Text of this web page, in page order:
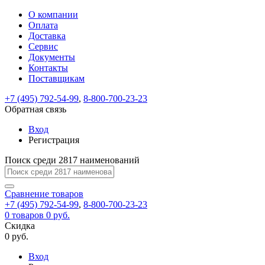
ВходРегистрация
test@example.com
отправлена
по
ней
завершения
регистрации.
Ок
Запомнить
меня
Забыли
Восстановление
пароля
Заполните
форму.
Мы
отправим
ссылку
указанный
электронный
перейдя
по
которой
вы
задать
На
вашу
почту
test@test.ru
ссылка.
Перейдите
по
для
смены
пароля.
Введите
новый
пароль
Сменить
Пароль
успешно
восстановлен
Обратная
связь
Сообщение
пользовательского
сообщение
успешно
отправлено.
О компании
Оплата
Доставка
Сервис
Документы
Контакты
Поставщикам
+7 (495) 792-54-99, 8-800-700-23-23
Обратная связь
Вход
Регистрация
Поиск среди 2817 наименований
Сравнение товаров
+7 (495) 792-54-99, 8-800-700-23-23
0 товаров 0 руб.
Скидка
0 руб.
Вход